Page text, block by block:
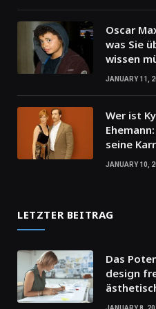
Oscar
was Sie
wissen
JANUARY 11,
Wer ist
seine
JANUARY 10,
LETZTER BEITRAG
Das
design